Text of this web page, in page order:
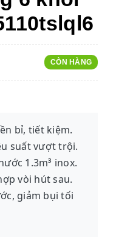
CÒN HÀNG
bỉ, tiết kiệm.
suất vượt trội.
1.3m³ inox.
vòi hút sau.
giảm bụi tối